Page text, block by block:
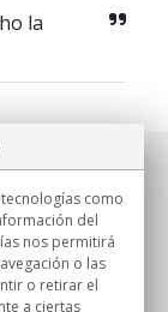
la
como
del
nos permitirá
o las
o retirar el
a ciertas